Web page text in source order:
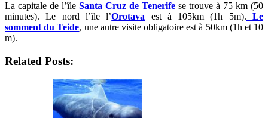
La capitale de l’île Santa Cruz de Tenerife se trouve à 75 km (50
minutes). Le nord l’île l’Orotava est à 105km (1h 5m). Le
somment du Teide, une autre visite obligatoire est à 50km (1h et 10
m).
Related Posts: